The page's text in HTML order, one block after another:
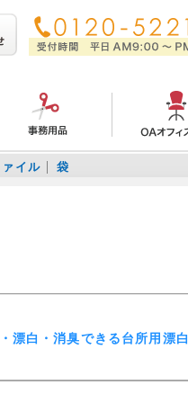
イル 袋
漂白・消臭できる台所用漂白